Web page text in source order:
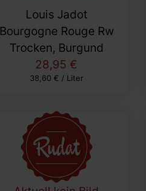
Louis Jadot
Bourgogne Rouge Rw
Trocken, Burgund
28,95 €
38,60 € / Liter